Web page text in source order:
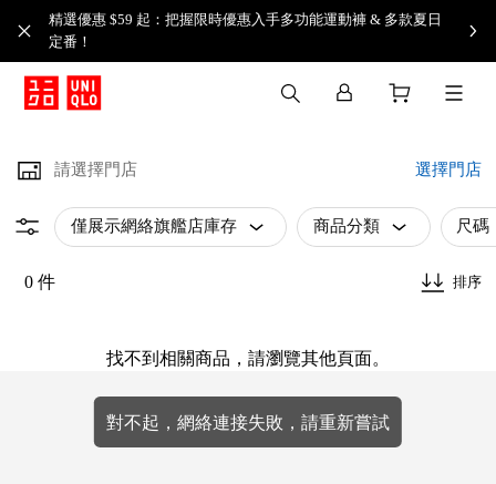
精選優惠 $59 起：把握限時優惠入手多功能運動褲 & 多款夏日
定番！​
請選擇門店 選擇門店
僅展示網絡旗艦店庫存 商品分類 尺碼
0 件 排序
找不到相關商品，請瀏覽其他頁面。
對不起，網絡連接失敗，請重新嘗試